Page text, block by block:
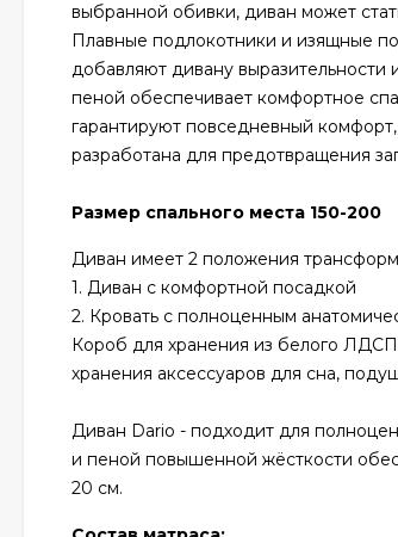
выбранной обивки, диван может
Плавные подлокотники и изящные
добавляют дивану
пеной обеспечивает комфортное
гарантируют повседневный
разработана для предотвращения
Размер спального места 150-200
Диван имеет 2 положения
1. Диван с комфортной посадкой
2. Кровать с полноценным
Короб для хранения из белого ЛДСП
хранения аксессуаров для сна,
Диван Dario - подходит для
и пеной повышенной жёсткости
20 см.